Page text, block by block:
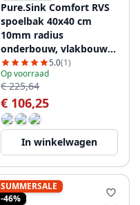
Pure.Sink Comfort RVS
spoelbak 40x40 cm
10mm radius
onderbouw, vlakbouw
en opbouw PCM4040-02
5.0(1)
Op voorraad
€ 225,64
€ 106,25
In winkelwagen
SUMMERSALE
-46%